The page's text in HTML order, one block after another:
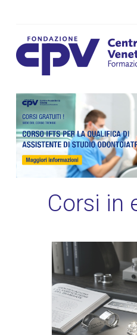
Corsi di
Vicenza,
e per
Corsi in